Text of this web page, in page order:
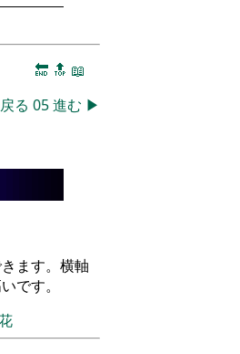
🔚 🔝 📖
戻る 05進む ▶
ます。横軸
です。